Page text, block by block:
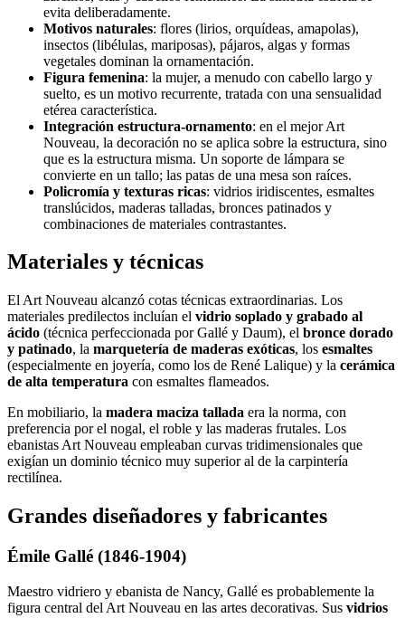
evita deliberadamente.
Motivos naturales: flores (lirios, orquídeas, amapolas),
insectos (libélulas, mariposas), pájaros, algas y formas
vegetales dominan la ornamentación.
Figura femenina: la mujer, a menudo con cabello largo y
suelto, es un motivo recurrente, tratada con una sensualidad
etérea característica.
Integración estructura-ornamento: en el mejor Art
Nouveau, la decoración no se aplica sobre la estructura, sino
que es la estructura misma. Un soporte de lámpara se
convierte en un tallo; las patas de una mesa son raíces.
Policromía y texturas ricas: vidrios iridiscentes, esmaltes
translúcidos, maderas talladas, bronces patinados y
combinaciones de materiales contrastantes.
Materiales y técnicas
El Art Nouveau alcanzó cotas técnicas extraordinarias. Los
materiales predilectos incluían el vidrio soplado y grabado al
ácido (técnica perfeccionada por Gallé y Daum), el bronce dorado
y patinado, la marquetería de maderas exóticas, los esmaltes
(especialmente en joyería, como los de René Lalique) y la cerámica
de alta temperatura con esmaltes flameados.
En mobiliario, la madera maciza tallada era la norma, con
preferencia por el nogal, el roble y las maderas frutales. Los
ebanistas Art Nouveau empleaban curvas tridimensionales que
exigían un dominio técnico muy superior al de la carpintería
rectilínea.
Grandes diseñadores y fabricantes
Émile Gallé (1846-1904)
Maestro vidriero y ebanista de Nancy, Gallé es probablemente la
figura central del Art Nouveau en las artes decorativas. Sus vidrios